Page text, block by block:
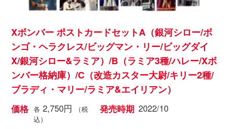
Xボンバー ポストカードセットA（銀河シロー/ボ
ンゴ・ヘラクレス/ビッグマン・リー/ビッグダイ
X/銀河シロー&ラミア）/B（ラミア3種/ハレー/Xボ
ンバー格納庫）/C（改造カスター大尉/キリー2種/
ブラディ・マリー/ラミア&エイリアン）
価格 各 2,750円
（税
込）
発売時期 2022/10